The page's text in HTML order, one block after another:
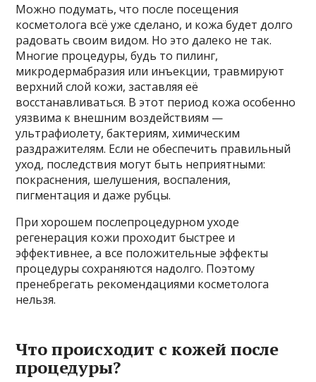
Можно подумать, что после посещения
косметолога всё уже сделано, и кожа будет долго
радовать своим видом. Но это далеко не так.
Многие процедуры, будь то пилинг,
микродермабразия или инъекции, травмируют
верхний слой кожи, заставляя её
восстанавливаться. В этот период кожа особенно
уязвима к внешним воздействиям —
ультрафиолету, бактериям, химическим
раздражителям. Если не обеспечить правильный
уход, последствия могут быть неприятными:
покраснения, шелушения, воспаления,
пигментация и даже рубцы.
При хорошем послепроцедурном уходе
регенерация кожи проходит быстрее и
эффективнее, а все положительные эффекты
процедуры сохраняются надолго. Поэтому
пренебрегать рекомендациями косметолога
нельзя.
Что происходит с кожей после
процедуры?